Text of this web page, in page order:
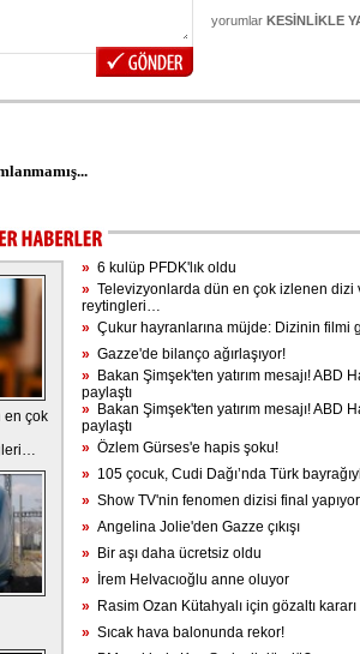
yorumlar KESİNLİKLE
en çok
» 6 kulüp PFDK'lık oldu
» Televizyonlarda dün en çok izlenen dizi
reytingleri…
» Çukur hayranlarına müjde: Dizinin filmi
» Gazze'de bilanço ağırlaşıyor!
» Bakan Şimşek'ten yatırım mesajı! ABD
paylaştı
» Bakan Şimşek'ten yatırım mesajı! ABD
paylaştı
» Özlem Gürses'e hapis şoku!
» 105 çocuk, Cudi Dağı’nda Türk
» Show TV'nin fenomen dizisi final yapıyor
» Angelina Jolie'den Gazze çıkışı
» Bir aşı daha ücretsiz oldu
» İrem Helvacıoğlu anne oluyor
» Rasim Ozan Kütahyalı için gözaltı kararı
» Sıcak hava balonunda rekor!